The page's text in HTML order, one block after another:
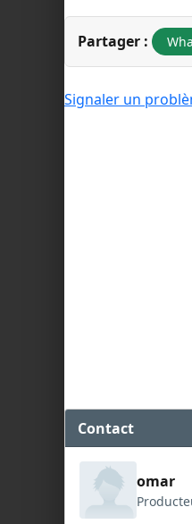
Partager :
Signaler un
Contact
omar